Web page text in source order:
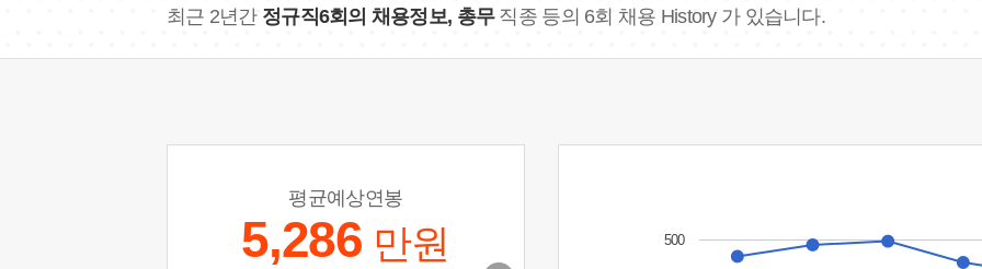
최근 2년간 정규직6회의 채용정보, 총무직종 등의 6회 채용 History 가 있습니다.
평균예상연봉
5,286 만원 500